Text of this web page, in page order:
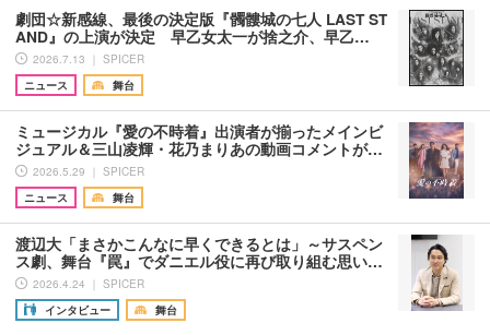
劇団☆新感線、最後の決定版『髑髏城の七人 LAST ST
AND』の上演が決定 早乙女太一が捨之介、早乙…
2026.7.13 ｜ SPICER
ニュース
舞台
ミュージカル『愛の不時着』出演者が揃ったメインビ
ジュアル＆三山凌輝・花乃まりあの動画コメントが…
2026.5.29 ｜ SPICER
ニュース
舞台
渡辺大「まさかこんなに早くできるとは」～サスペン
ス劇、舞台『罠』でダニエル役に再び取り組む思い…
2026.4.24 ｜ SPICER
インタビュー
舞台